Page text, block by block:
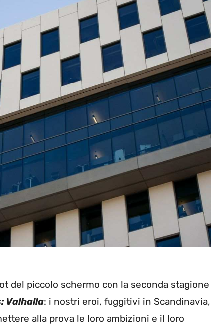
del piccolo schermo con la seconda stagione
Valhalla: i nostri eroi, fuggitivi in Scandinavia,
alla prova le loro ambizioni e il loro